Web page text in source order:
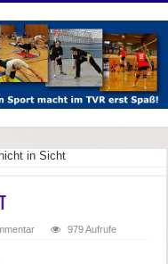
in Sicht
979 Aufrufe